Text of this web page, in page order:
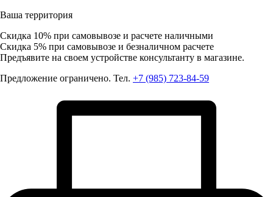
Ваша территория
Скидка 10% при самовывозе и расчете наличными
Скидка 5% при самовывозе и безналичном расчете
Предъявите на своем устройстве консультанту в магазине.
Предложение ограничено. Тел. +7 (985) 723-84-59